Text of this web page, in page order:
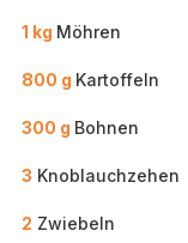
1 kg Möhren
800 g Kartoffeln
300 g Bohnen
3 Knoblauchzehen
2 Zwiebeln